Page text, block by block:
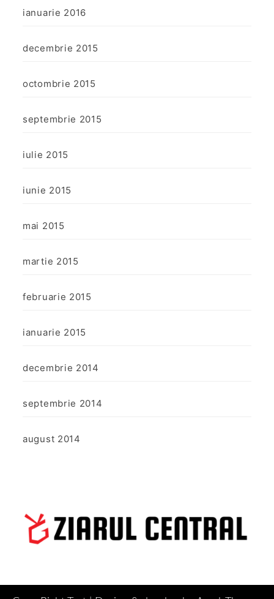
ianuarie 2016
decembrie 2015
octombrie 2015
septembrie 2015
iulie 2015
iunie 2015
mai 2015
martie 2015
februarie 2015
ianuarie 2015
decembrie 2014
septembrie 2014
august 2014